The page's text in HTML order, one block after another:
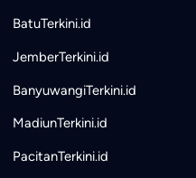
BatuTerkini.id
JemberTerkini.id
BanyuwangiTerkini.id
MadiunTerkini.id
PacitanTerkini.id